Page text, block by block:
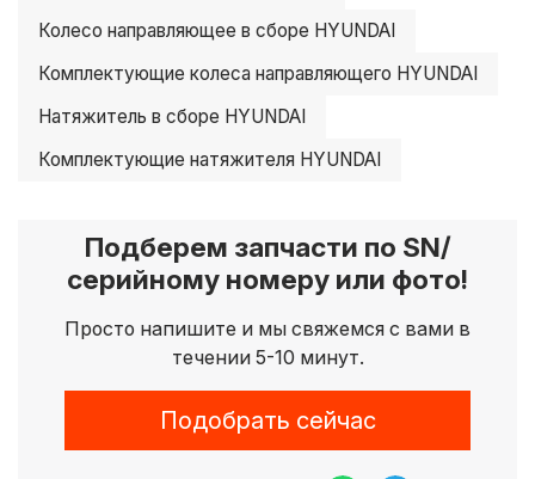
Колесо направляющее в сборе HYUNDAI
Комплектующие колеса направляющего HYUNDAI
Натяжитель в сборе HYUNDAI
Комплектующие натяжителя HYUNDAI
Подберем запчасти по SN/
серийному номеру или фото!
Просто напишите и мы свяжемся с вами в
течении 5-10 минут.
Подобрать сейчас